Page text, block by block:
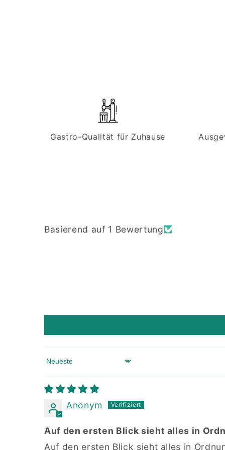
Gastro-Qualität für Zuhause
Basierend auf 1 Bewertung
Sort by
Anonym
Auf den ersten Blick sieht alles in
Auf den ersten Blick sieht alles in